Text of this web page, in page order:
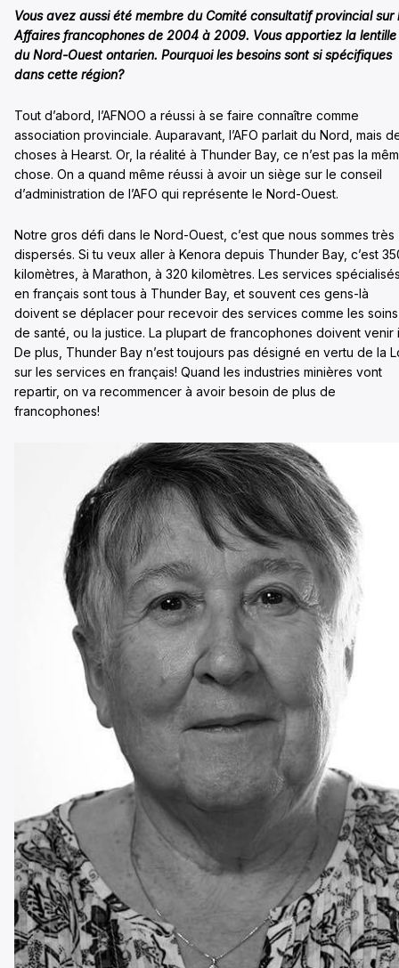
Vous avez aussi été membre du Comité consultatif provincial sur
Affaires francophones de 2004 à 2009. Vous apportiez la lentille
du Nord-Ouest ontarien. Pourquoi les besoins sont si spécifiques
dans cette région?
Tout d’abord, l’AFNOO a réussi à se faire connaître comme
association provinciale. Auparavant, l’AFO parlait du Nord, mais
choses à Hearst. Or, la réalité à Thunder Bay, ce n’est pas la
chose. On a quand même réussi à avoir un siège sur le conseil
d’administration de l’AFO qui représente le Nord-Ouest.
Notre gros défi dans le Nord-Ouest, c’est que nous sommes très
dispersés. Si tu veux aller à Kenora depuis Thunder Bay, c’est
kilomètres, à Marathon, à 320 kilomètres. Les services
en français sont tous à Thunder Bay, et souvent ces gens-là
doivent se déplacer pour recevoir des services comme les soins
de santé, ou la justice. La plupart de francophones doivent venir
De plus, Thunder Bay n’est toujours pas désigné en vertu de la
sur les services en français! Quand les industries minières vont
repartir, on va recommencer à avoir besoin de plus de
francophones!